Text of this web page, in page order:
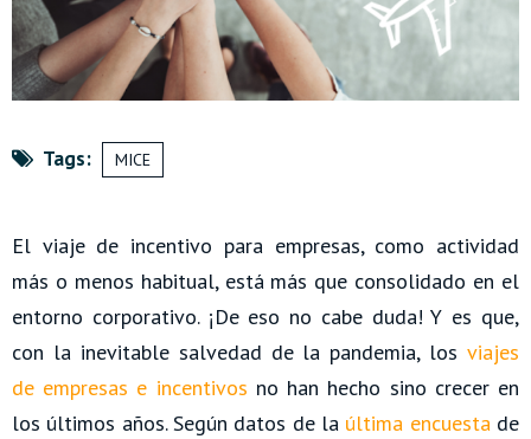
Tags: MICE
El viaje de incentivo para empresas, como actividad
más o menos habitual, está más que consolidado en el
entorno corporativo. ¡De eso no cabe duda! Y es que,
con la inevitable salvedad de la pandemia, los viajes
de empresas e incentivos no han hecho sino crecer en
los últimos años. Según datos de la última encuestade